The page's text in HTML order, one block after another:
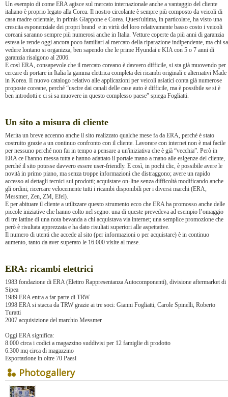
Un esempio di come ERA agisce sul mercato internazionale anche a vantaggio del cliente
italiano è proprio legato alla Corea. Il nostro circolante è sempre più composto da veicoli di
casa madre orientale, in primis Giappone e Corea. Quest'ultima, in particolare, ha visto una
crescita esponenziale dei propri brand e in virtù del loro relativamente basso costo i veicoli
coreani saranno sempre più numerosi anche in Italia. Vetture coperte da più anni di garanzia
estesa le rende oggi ancora poco familiari al mercato della riparazione indipendente, ma chi sa
vedere lontano si organizza, ben sapendo che le prime Hyundai e KIA con 5 o 7 anni di
garanzia risalgono al 2006.
E così ERA, consapevole che il mercato coreano è davvero difficile, si sta già muovendo per
cercare di portare in Italia la gamma elettrica completa dei ricambi originali e alternativi Made
in Korea. Il nuovo catalogo relativo alle applicazioni per veicoli asiatici conta già numerose
proposte coreane, perché “uscire dai canali delle case auto è difficile, ma è possibile se si è
ben introdotti e ci si sa muovere in questo complesso paese” spiega Fogliatti.
Un sito a misura di cliente
Merita un breve accenno anche il sito realizzato qualche mese fa da ERA, perché è stato
costruito grazie a un continuo confronto con il cliente. Lavorare con internet non è mai facile
per nessuno perché non fai in tempo a pensare a un'iniziativa che è già “vecchia”. Però in
ERA ce l'hanno messa tutta e hanno adattato il portale mano a mano alle esigenze del cliente,
perché il sito potesse davvero essere user-friendly. E così, in pochi clic, è possibile avere le
novità in primo piano, ma senza troppe informazioni che distraggono; avere un rapido
accesso ai dettagli tecnici sui prodotti; acquistare on-line senza difficoltà modificando anche
gli ordini; ricercare velocemente tutti i ricambi disponibili per i diversi marchi (ERA,
Messmer, Zen, ZM, Efel).
E per abituare il cliente a utilizzare questo strumento ecco che ERA ha promosso anche delle
piccole iniziative che hanno colto nel segno: una di queste prevedeva ad esempio l’omaggio
di tre lattine di una nota bevanda a chi acquistava via internet; una semplice promozione che
però è risultata apprezzata e ha dato risultati superiori alle aspettative.
Il numero di utenti che accede al sito (per informazioni o per acquistare) è in continuo
aumento, tanto da aver superato le 16.000 visite al mese.
ERA: ricambi elettrici
1983 fondazione di ERA (Elettro Rappresentanza Autocomponenti), divisione aftermarket di
Sipea
1989 ERA entra a far parte di TRW
1998 ERA si stacca da TRW grazie ai tre soci: Gianni Fogliatti, Carole Spinelli, Roberto
Turatti
2007 acquisizione del marchio Messmer
Oggi ERA significa:
8.000 circa i codici a magazzino suddivisi per 12 famiglie di prodotto
6.300 mq circa di magazzino
Esportazione in oltre 70 Paesi
Photogallery